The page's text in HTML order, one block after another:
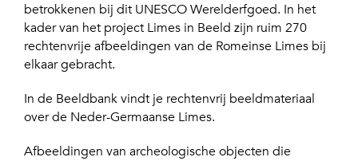
betrokkenen bij dit UNESCO Werelderfgoed. In het
kader van het project Limes in Beeld zijn ruim 270
rechtenvrije afbeeldingen van de Romeinse Limes bij
elkaar gebracht.
In de Beeldbank vindt je rechtenvrij beeldmateriaal
over de Neder-Germaanse Limes.
Afbeeldingen van archeologische objecten die